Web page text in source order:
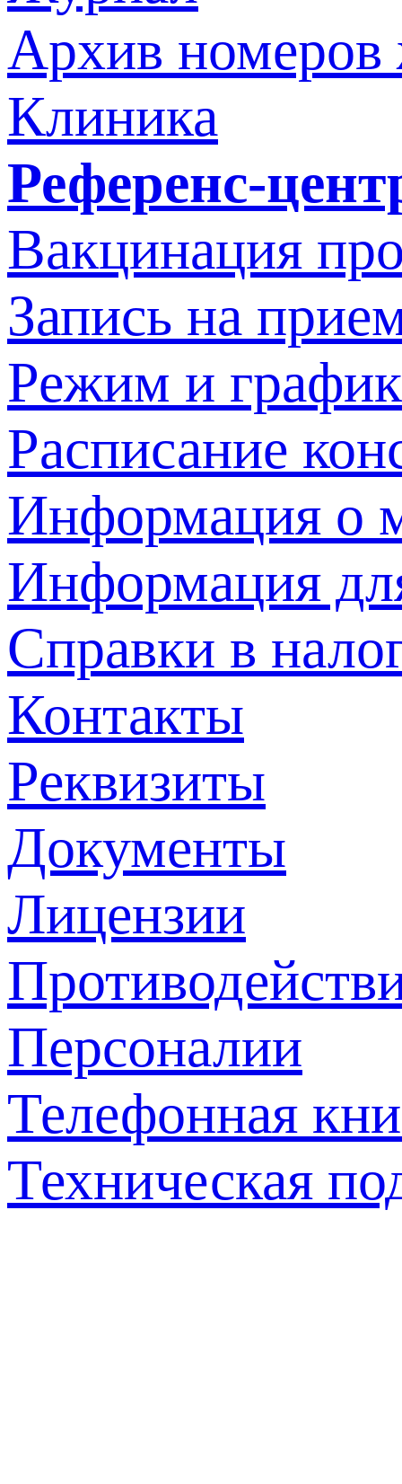
Архив номеров
Клиника
Референс-
Вакцинация
Запись на
Режим и
Расписание
Информация о
Информация
Справки в
Контакты
Реквизиты
Документы
Лицензии
Персоналии
Телефонная
Техническая